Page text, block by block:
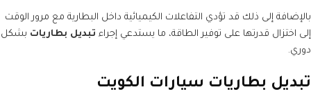
بالإضافة إلى ذلك قد تؤدي التفاعلات الكيميائية داخل البطارية مع مرور الوقت
إلى اختزال قدرتها على توفير الطاقة، ما يستدعي إجراء تبديل بطاريات بشكل
دوري.
تبديل بطاريات سيارات الكويت